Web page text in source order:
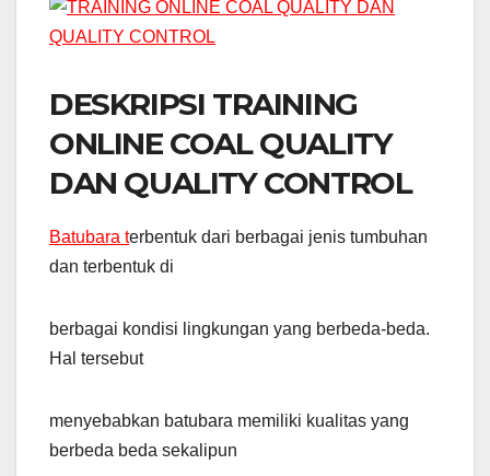
DESKRIPSI TRAINING
ONLINE COAL QUALITY
DAN QUALITY CONTROL
Batubara terbentuk dari berbagai jenis tumbuhan
dan terbentuk di
berbagai kondisi lingkungan yang berbeda-beda.
Hal tersebut
menyebabkan batubara memiliki kualitas yang
berbeda beda sekalipun